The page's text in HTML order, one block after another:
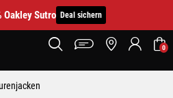
Oakley Sutro Deal sichern
0